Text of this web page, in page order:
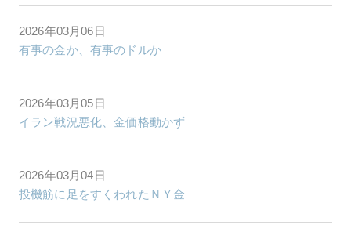
2026年03月06日
有事の金か、有事のドルか
2026年03月05日
イラン戦況悪化、金価格動かず
2026年03月04日
投機筋に足をすくわれたＮＹ金